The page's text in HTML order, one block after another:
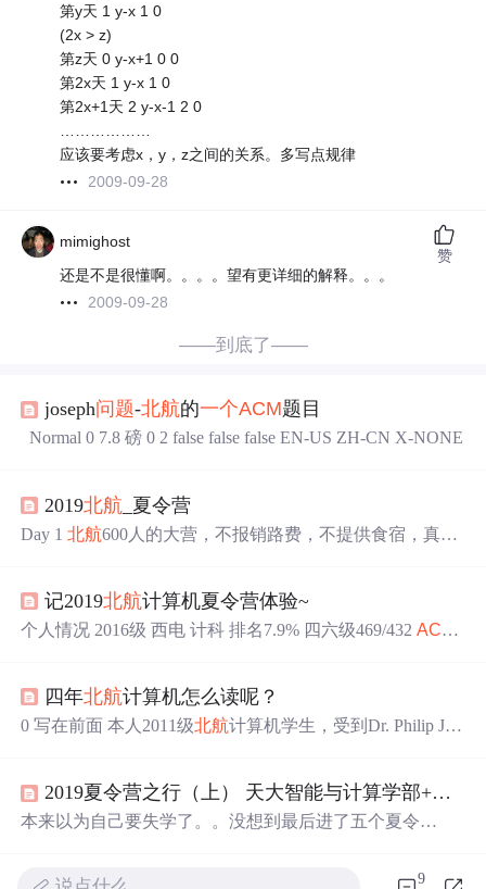
第y天 1 y-x 1 0
(2x > z)
第z天 0 y-x+1 0 0
第2x天 1 y-x 1 0
第2x+1天 2 y-x-1 2 0
………………
应该要考虑x，y，z之间的关系。多写点规律
2009-09-28
mimighost
还是不是很懂啊。。。。望有更详细的解释。。。
2009-09-28
赞
——到底了——
joseph问题-北航的一个ACM题目
Normal 0 7.8 磅 0 2 false false false EN-US ZH-CN X-NONE
2019北航 _夏令营
Day 1北航600人的大营，不报销路费，不提供食宿，真实
的杭州的研究院和苏州的研究院的宣传，特点是住宿条件
非常好，全新的两人寝，博士生单人寝。下午分两批机
（发了做数据挖掘的张日崇老师，做CV的...
记2019北航计算机夏令营体验~
个人情况 2016级 西电 计科 排名7.9% 四六级469/432ACM
年5月28日-6月25日内报名即可，7月3日公布入营名单及安
排。 初审通过了598人（23直博+575硕士），今年报名人
四年北航计算机怎么读呢？
0 写在前面 本人2011级北航计算机学生，受到Dr. Philip J.
进行课改，本文中提到的课程相关的安排可能会和现行安
排有出入，请谅解。 1 入学 入学这段时间从你被录取开
2019夏令营之行（上） 天大智能与计算学部+
北航
本来以为自己要失学了。。没想到最后进了五个夏令
9